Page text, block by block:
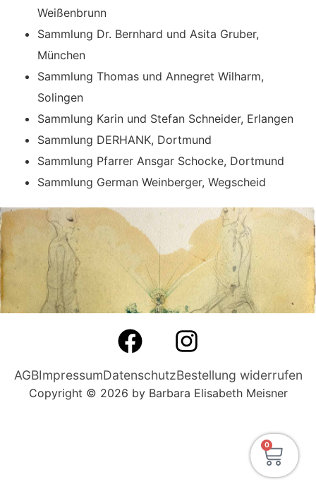
Weißenbrunn
Sammlung Dr. Bernhard und Asita Gruber,
München
Sammlung Thomas und Annegret Wilharm,
Solingen
Sammlung Karin und Stefan Schneider, Erlangen
Sammlung DERHANK, Dortmund
Sammlung Pfarrer Ansgar Schocke, Dortmund
Sammlung German Weinberger, Wegscheid
Copyright © 2026 by Barbara Elisabeth Meisner
AGBImpressumDatenschutzBestellung widerrufen
0